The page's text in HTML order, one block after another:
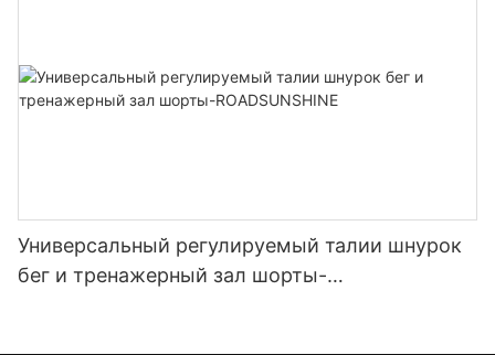
Универсальный регулируемый талии шнурок
бег и тренажерный зал шорты-